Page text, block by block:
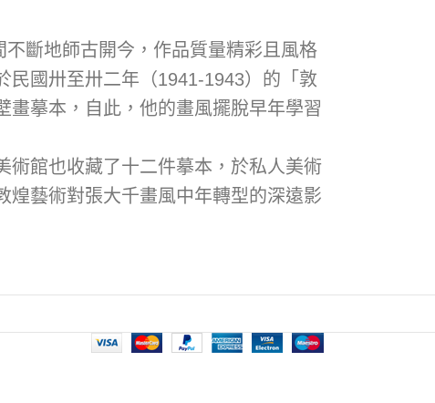
斷地師古開今，作品質量精彩且風格
民國卅至卅二年（1941-1943）的「敦
摹本，自此，他的畫風擺脫早年學習
術館也收藏了十二件摹本，於私人美術
煌藝術對張大千畫風中年轉型的深遠影